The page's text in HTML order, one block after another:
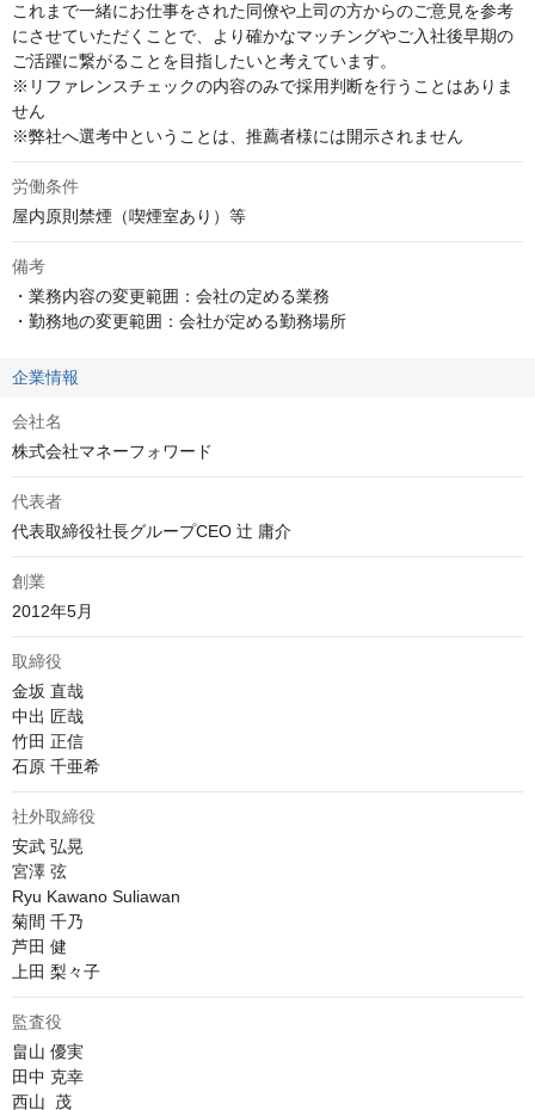
これまで一緒にお仕事をされた同僚や上司の方からのご意見を参考
にさせていただくことで、より確かなマッチングやご入社後早期の
ご活躍に繋がることを目指したいと考えています。
※リファレンスチェックの内容のみで採用判断を行うことはありま
せん
※弊社へ選考中ということは、推薦者様には開示されません
労働条件
屋内原則禁煙（喫煙室あり）等
備考
・業務内容の変更範囲：会社の定める業務
・勤務地の変更範囲：会社が定める勤務場所
企業情報
会社名
株式会社マネーフォワード
代表者
代表取締役社長グループCEO 辻 庸介
創業
2012年5月
取締役
金坂 直哉
中出 匠哉
竹田 正信
石原 千亜希
社外取締役
安武 弘晃
宮澤 弦
Ryu Kawano Suliawan
菊間 千乃
芦田 健
上田 梨々子
監査役
畠山 優実
田中 克幸
西山  茂